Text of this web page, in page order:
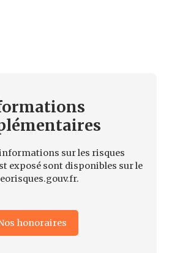
informations sur les risques
exposé sont disponibles sur le
honoraires